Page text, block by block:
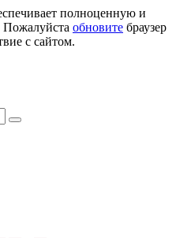
полноценную и
Пожалуйста обновите браузер
с сайтом.